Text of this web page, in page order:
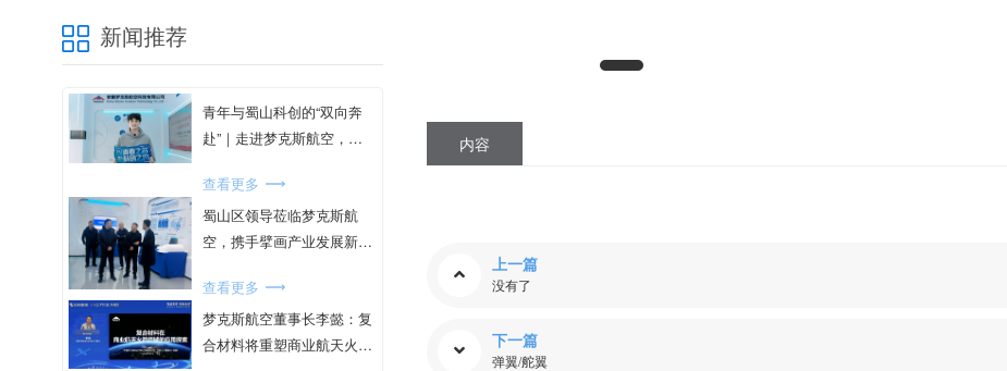
新闻推荐
青年与蜀山科创的“双向奔
赴”｜走进梦克斯航空，共
查看更多
蜀山区领导莅临梦克斯航
空，携手擘画产业发展新蓝
查看更多
梦克斯航空董事长李懿：复
合材料将重塑商业航天火箭
内容
上一篇
没有了
下一篇
弹翼/舵翼